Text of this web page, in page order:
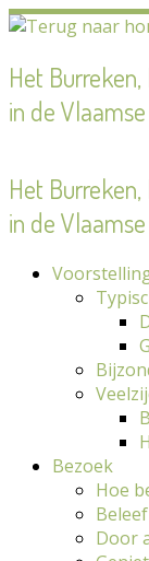
Ga
inhoud
Het
in de
Het
in de
Bezoek
Hoe
Door